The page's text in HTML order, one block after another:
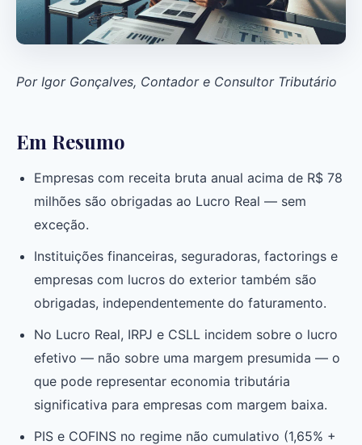
Por Igor Gonçalves, Contador e Consultor Tributário
Em Resumo
Empresas com receita bruta anual acima de R$ 78
milhões são obrigadas ao Lucro Real — sem
exceção.
Instituições financeiras, seguradoras, factorings e
empresas com lucros do exterior também são
obrigadas, independentemente do faturamento.
No Lucro Real, IRPJ e CSLL incidem sobre o lucro
efetivo — não sobre uma margem presumida — o
que pode representar economia tributária
significativa para empresas com margem baixa.
PIS e COFINS no regime não cumulativo (1,65% +